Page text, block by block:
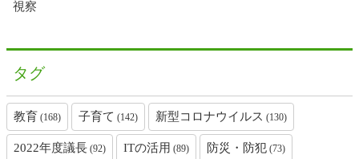
視察
タグ
教育 (168) 子育て (142) 新型コロナウイルス (130)
2022年度議長 (92) ITの活用 (89) 防災・防犯 (73)